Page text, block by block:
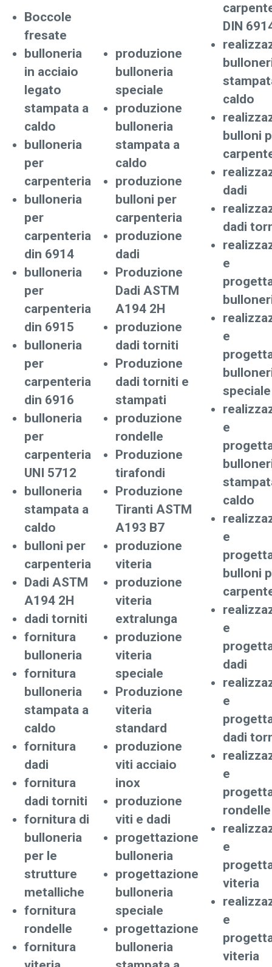
Boccole
fresate
bulloneria
in acciaio
legato
stampata a
caldo
bulloneria
per
carpenteria
bulloneria
per
carpenteria
din 6914
bulloneria
per
carpenteria
din 6915
bulloneria
per
carpenteria
din 6916
bulloneria
per
carpenteria
UNI 5712
bulloneria
stampata a
caldo
bulloni per
carpenteria
Dadi ASTM
A194 2H
dadi torniti
fornitura
bulloneria
fornitura
bulloneria
stampata a
caldo
fornitura
dadi
fornitura
dadi torniti
fornitura di
bulloneria
per le
strutture
metalliche
fornitura
rondelle
fornitura
produzione
bulloneria
speciale
produzione
bulloneria
stampata a
caldo
produzione
bulloni per
carpenteria
produzione
dadi
Produzione
Dadi ASTM
A194 2H
produzione
dadi torniti
Produzione
dadi torniti e
stampati
produzione
rondelle
Produzione
tirafondi
Produzione
Tiranti ASTM
A193 B7
produzione
viteria
produzione
viteria
extralunga
produzione
viteria
speciale
Produzione
viteria
standard
produzione
viti acciaio
inox
produzione
viti e dadi
progettazione
bulloneria
progettazione
bulloneria
speciale
progettazione
bulloneria
DIN
caldo
bulloni
dadi
dadi
e
e
speciale
e
caldo
e
bulloni
e
dadi
e
dadi
e
rondelle
e
viteria
e
viteria